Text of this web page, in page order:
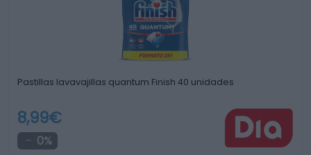
Pastillas lavavajillas quantum Finish 40 unidades
8,99€
0%